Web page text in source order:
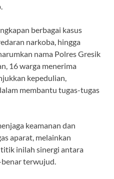
berbagai kasus
narkoba, hingga
nama Polres Gresik
16 warga menerima
kepedulian,
membantu tugas-tugas
keamanan dan
aparat, melainkan
inilah sinergi antara
terwujud.